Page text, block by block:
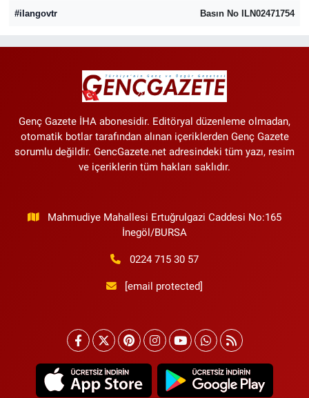
#ilangovtr
Basın No ILN02471754
Genç Gazete İHA abonesidir. Editöryal düzenleme olmadan,
otomatik botlar tarafından alınan içeriklerden Genç Gazete
sorumlu değildir. GencGazete.net adresindeki tüm yazı, resim
ve içeriklerin tüm hakları saklıdır.
Mahmudiye Mahallesi Ertuğrulgazi Caddesi No:165
İnegöl/BURSA
0224 715 30 57
[email protected]